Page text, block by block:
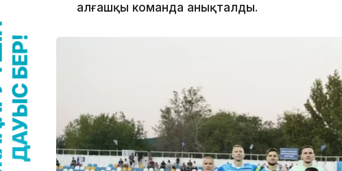
алғашқы команда анықталды.